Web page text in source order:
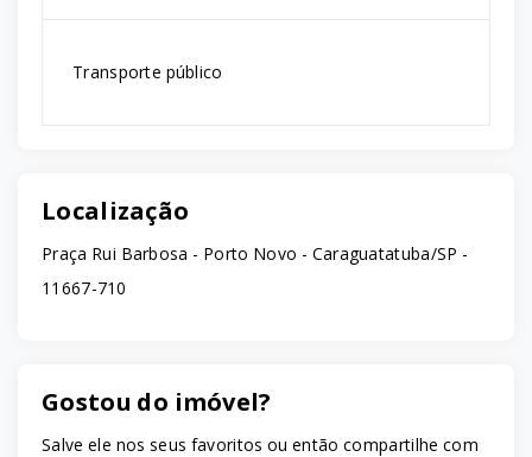
Transporte público
Localização
Praça Rui Barbosa - Porto Novo - Caraguatatuba/SP -
11667-710
Gostou do imóvel?
Salve ele nos seus favoritos ou então compartilhe com